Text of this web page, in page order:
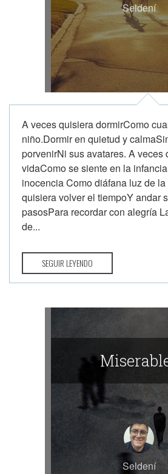
Seldení
A veces quisiera dormirComo
niño.Dormir en quietud y
porvenirNi sus avatares. A veces
vidaComo se siente en la
inocencia Como diáfana luz de
quisiera volver el tiempoY andar
pasosPara recordar con alegría
de...
SEGUIR LEYENDO
Seldení